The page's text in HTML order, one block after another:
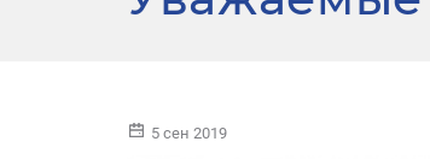
5 сен 2019